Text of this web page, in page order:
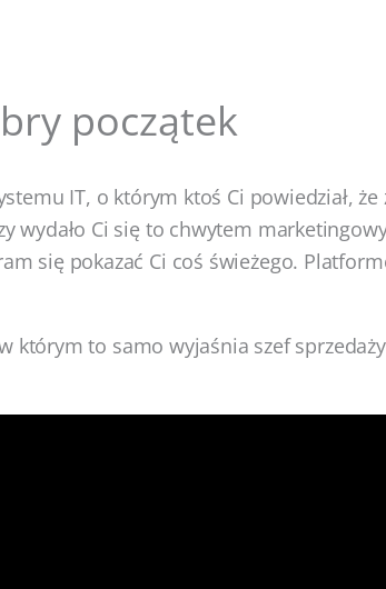
początek
IT, o którym ktoś Ci powiedział, że
wydało Ci się to chwytem
się pokazać Ci coś świeżego.
którym to samo wyjaśnia szef